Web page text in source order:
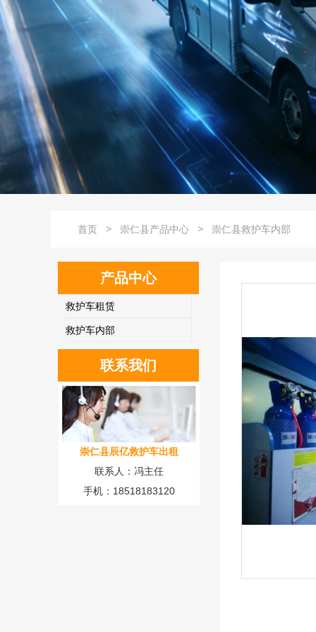
首页 > 崇仁县产品中心 > 崇仁县救护车内部
产品中心
救护车内部
救护车租赁
联系我们
崇仁县辰亿救护车出租
联系人：冯主任
手机：18518183120